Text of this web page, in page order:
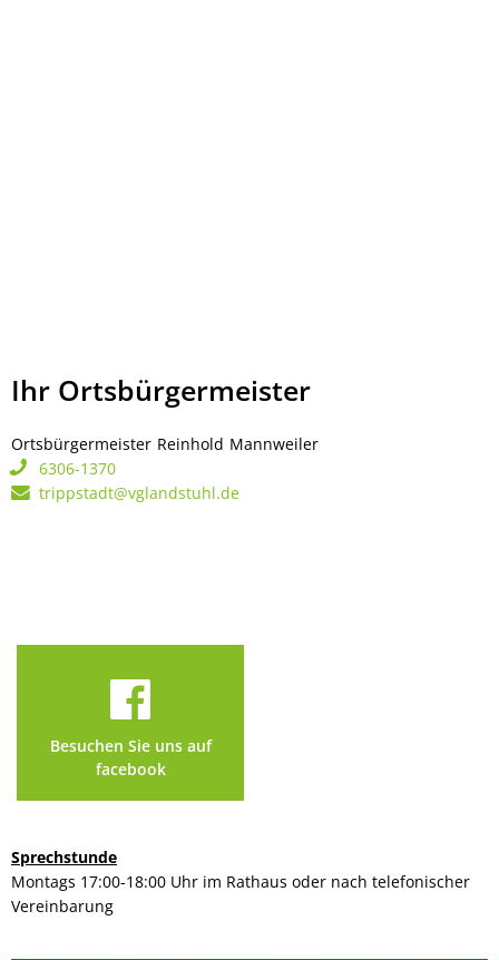
Ihr Ortsbürgermeister
Ortsbürgermeister Reinhold Mannweiler
6306-1370
trippstadt@vglandstuhl.de
Besuchen Sie uns auf
facebook
Sprechstunde
Montags 17:00-18:00 Uhr im Rathaus oder nach telefonischer
Vereinbarung